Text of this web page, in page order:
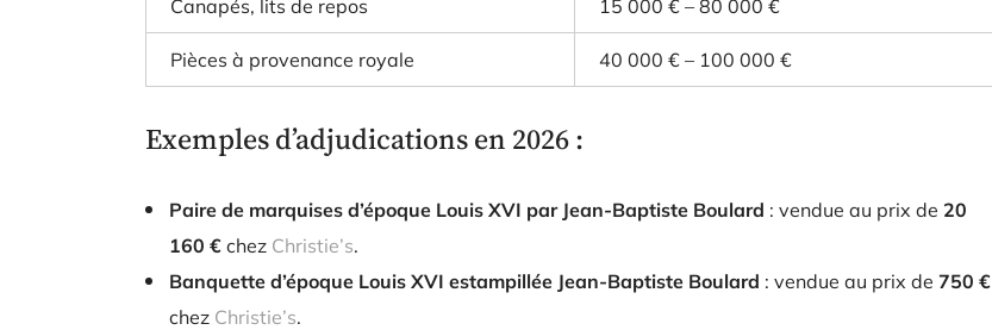
Canapés, lits de repos 15 000 € – 80 000 €
Pièces à provenance royale 40 000 € – 100 000 €
Exemples d’adjudications en 2026 :
Paire de marquises d’époque Louis XVI par Jean-Baptiste Boulard : vendue au prix de 20
160 € chez Christie’s.
Banquette d’époque Louis XVI estampillée Jean-Baptiste Boulard : vendue au prix de 750 €
chez Christie’s.